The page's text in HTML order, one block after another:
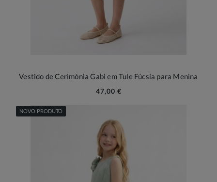
Vestido de Cerimónia Gabi em Tule Fúcsia para Menina
47,00 €
NOVO PRODUTO